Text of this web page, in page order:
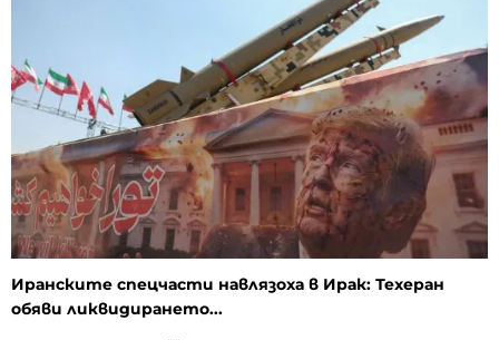
Иранските спецчасти навлязоха в Ирак: Техеран
обяви ликвидирането...